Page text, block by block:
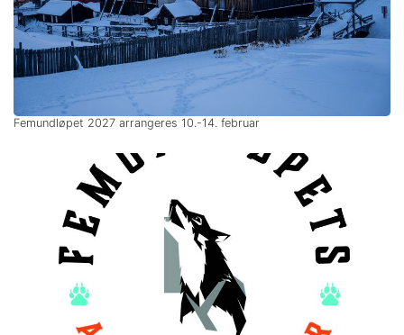
Femundløpet 2027 arrangeres 10.-14. februar